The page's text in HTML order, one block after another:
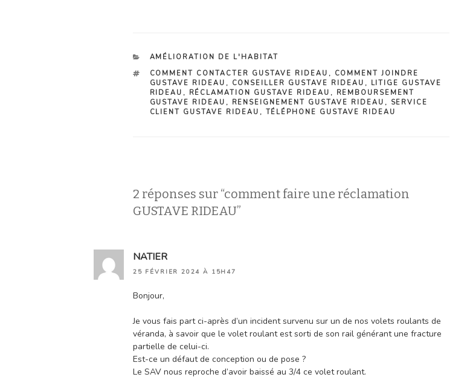
CATÉGORIES
AMÉLIORATION DE L'HABITAT
ÉTIQUETTES
COMMENT CONTACTER GUSTAVE RIDEAU , COMMENT JOINDRE
GUSTAVE RIDEAU , CONSEILLER GUSTAVE RIDEAU , LITIGE GUSTAVE
RIDEAU , RÉCLAMATION GUSTAVE RIDEAU , REMBOURSEMENT
GUSTAVE RIDEAU , RENSEIGNEMENT GUSTAVE RIDEAU , SERVICE
CLIENT GUSTAVE RIDEAU , TÉLÉPHONE GUSTAVE RIDEAU
2 réponses sur “comment faire une réclamation
GUSTAVE RIDEAU”
NATIER
25 FÉVRIER 2024 À 15H47
Bonjour,
Je vous fais part ci-après d’un incident survenu sur un de nos volets roulants de
véranda, à savoir que le volet roulant est sorti de son rail générant une fracture
partielle de celui-ci.
Est-ce un défaut de conception ou de pose ?
Le SAV nous reproche d’avoir baissé au 3/4 ce volet roulant.